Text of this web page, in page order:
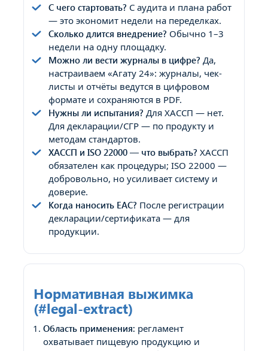
С чего стартовать? С аудита и плана работ
— это экономит недели на переделках.
Сколько длится внедрение? Обычно 1–3
недели на одну площадку.
Можно ли вести журналы в цифре? Да,
настраиваем «Агату 24»: журналы, чек-
листы и отчёты ведутся в цифровом
формате и сохраняются в PDF.
Нужны ли испытания? Для ХАССП — нет.
Для декларации/СГР — по продукту и
методам стандартов.
ХАССП и ISO 22000 — что выбрать? ХАССП
обязателен как процедуры; ISO 22000 —
добровольно, но усиливает систему и
доверие.
Когда наносить EAC? После регистрации
декларации/сертификата — для
продукции.
Нормативная выжимка
(#legal-extract)
Область применения: регламент
охватывает пищевую продукцию и